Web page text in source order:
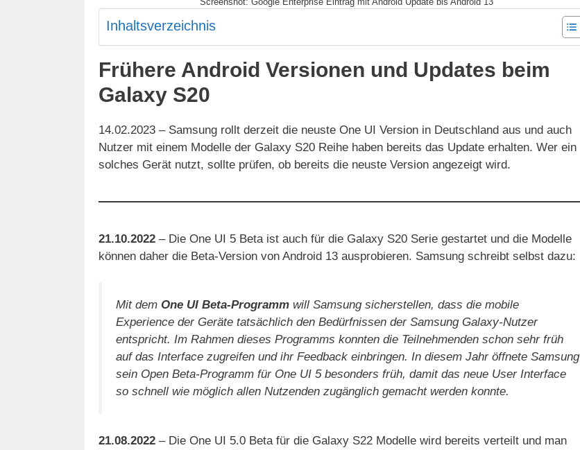
Inhaltsverzeichnis
Frühere Android Versionen und Updates beim
Galaxy S20
14.02.2023 – Samsung rollt derzeit die neuste One UI Version in Deutschland aus und auch
Nutzer mit einem Modelle der Galaxy S20 Reihe haben bereits das Update erhalten. Wer ein
solches Gerät nutzt, sollte prüfen, ob bereits die neuste Version angezeigt wird.
21.10.2022 – Die One UI 5 Beta ist auch für die Galaxy S20 Serie gestartet und die Modelle
können daher die Beta-Version von Android 13 ausprobieren. Samsung schreibt selbst dazu:
Mit dem One UI Beta-Programm will Samsung sicherstellen, dass die mobile
Experience der Geräte tatsächlich den Bedürfnissen der Samsung Galaxy-Nutzer
entspricht. Im Rahmen dieses Programms konnten die Teilnehmenden schon sehr früh
auf das Interface zugreifen und ihr Feedback einbringen. In diesem Jahr öffnete Samsung
sein Open Beta-Programm für One UI 5 besonders früh, damit das neue User Interface
so schnell wie möglich allen Nutzenden zugänglich gemacht werden konnte.
21.08.2022 – Die One UI 5.0 Beta für die Galaxy S22 Modelle wird bereits verteilt und man